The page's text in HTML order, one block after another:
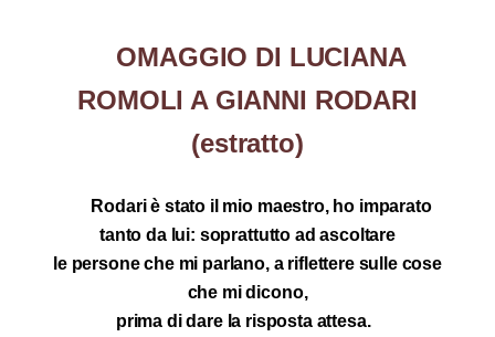
OMAGGIO DI LUCIANA
ROMOLI A GIANNI RODARI
(estratto)
Rodari è stato il mio maestro, ho imparato
tanto da lui: soprattutto ad ascoltare
le persone che mi parlano, a riflettere sulle cose
che mi dicono,
prima di dare la risposta attesa.